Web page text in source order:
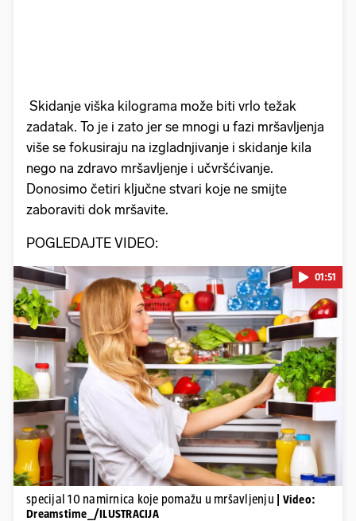
Skidanje viška kilograma može biti vrlo težak
zadatak. To je i zato jer se mnogi u fazi mršavljenja
više se fokusiraju na izgladnjivanje i skidanje kila
nego na zdravo mršavljenje i učvršćivanje.
Donosimo četiri ključne stvari koje ne smijte
zaboraviti dok mršavite.
POGLEDAJTE VIDEO:
Pokretanje videa...
01:51
specijal 10 namirnica koje pomažu u mršavljenju
| Video:
Dreamstime_/ILUSTRACIJA